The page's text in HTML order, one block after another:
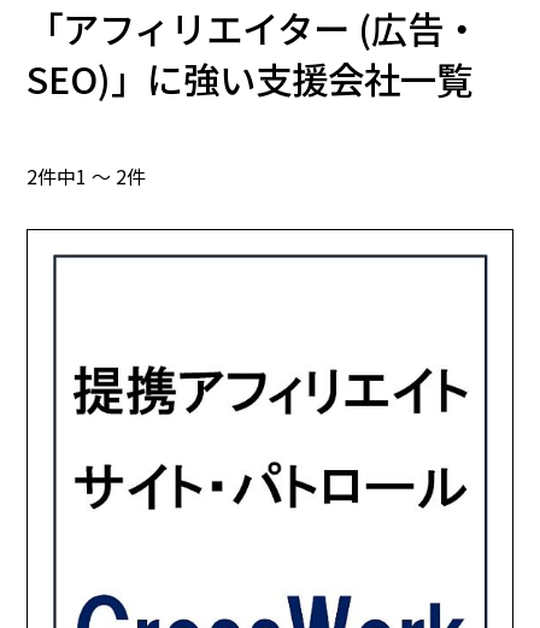
「アフィリエイター (広告・
SEO)」に強い支援会社一覧
2件中1 ～ 2件